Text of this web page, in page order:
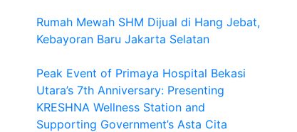
Rumah Mewah SHM Dijual di Hang Jebat,
Kebayoran Baru Jakarta Selatan
Peak Event of Primaya Hospital Bekasi
Utara’s 7th Anniversary: Presenting
KRESHNA Wellness Station and
Supporting Government’s Asta Cita